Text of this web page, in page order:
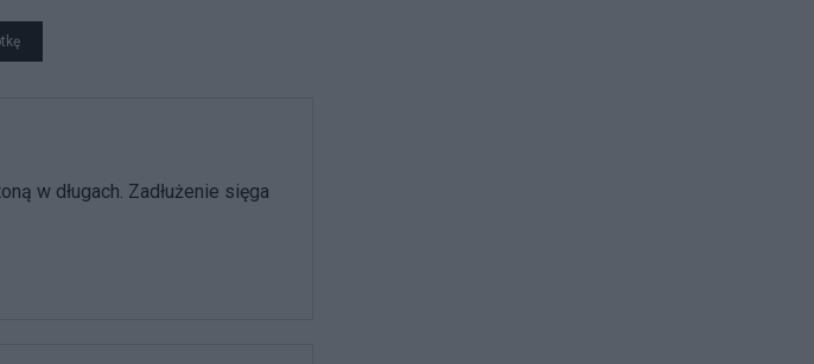
w długach. Zadłużenie sięga